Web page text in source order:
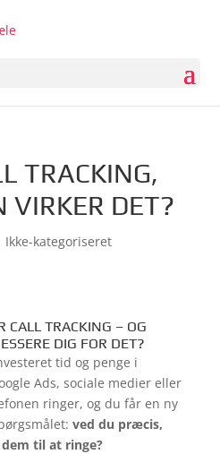
TRACKING,
VIRKER DET?
Ikke-kategoriseret
CALL TRACKING – OG
DIG FOR DET?
tid og penge i
Ads, sociale medier eller
ringer, og du får en ny
ved du præcis,
til at ringe?